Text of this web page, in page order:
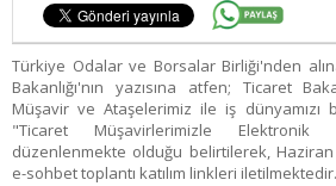
Türkiye Odalar ve Borsalar Birliği'nden
Bakanlığı'nın yazısına atfen; Ticaret
Müşavir ve Ataşelerimiz ile iş
"Ticaret Müşavirlerimizle Elektronik
düzenlenmekte olduğu belirtilerek,
e-sohbet toplantı katılım linkleri iletilmektedir.